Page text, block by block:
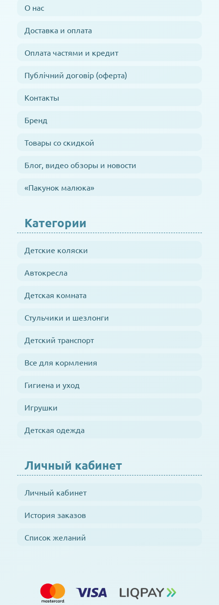
О нас
Доставка и оплата
Оплата частями и кредит
Публічний договір (оферта)
Контакты
Бренд
Товары со скидкой
Блог, видео обзоры и новости
«Пакунок малюка»
Категории
Детские коляски
Автокресла
Детская комната
Стульчики и шезлонги
Детский транспорт
Все для кормления
Гигиена и уход
Игрушки
Детская одежда
Личный кабинет
Личный кабинет
История заказов
Список желаний